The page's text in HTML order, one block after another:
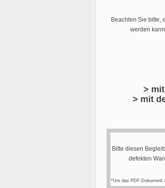
Beachten Sie bitte,
werden
>
> mit
Bitte diesen
defekten
*Um das PDF-Dokument